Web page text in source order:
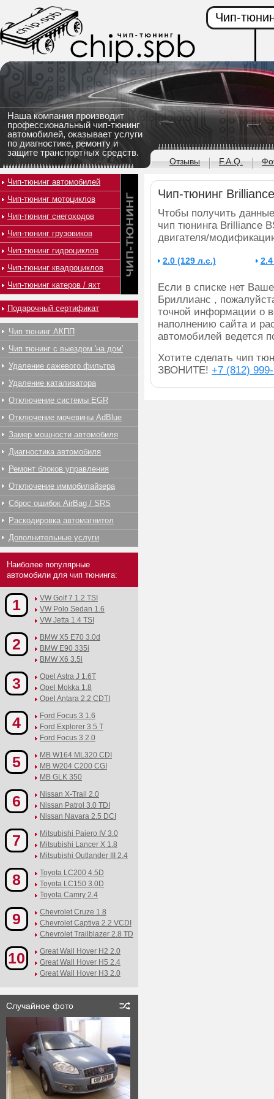
Наша компания производит
профессиональный чип-тюнинг
автомобилей, оказывает услуги
по диагностике, ремонту и
защите транспортных средств.
Чип-
Отзывы F.A.Q.
Чип-тюнинг
Чтобы получить
чип тюнинга Brilliance
двигателя/
2.0 (129 л.с.)
Если в списке нет
Бриллианс ,
точной информации о
наполнению сайта и
автомобилей ведется
Хотите сделать чип
ЗВОНИТЕ! +7 (812)
Чип-тюнинг автомобилей
Чип-тюнинг мотоциклов
Чип-тюнинг снегоходов
Чип-тюнинг грузовиков
Чип-тюнинг гидроциклов
Чип-тюнинг квадроциклов
Чип-тюнинг катеров / яхт
Подарочный сертификат
Чип тюнинг АКПП
Чип тюнинг с выездом 'на дом'
Удаление сажевого фильтра
Удаление катализатора
Отключение системы EGR
Отключение мочевины AdBlue
Замер мощности автомобиля
Диагностика автомобиля
Ремонт блоков управления
Отключение иммобилайзера
Сброс ошибок AirBag / SRS
Раскодировка автомагнитол
Дополнительные услуги
Наиболее популярные
автомобили для чип тюнинга:
1
VW Golf 7 1.2 TSI
VW Polo Sedan 1.6
VW Jetta 1.4 TSI
2
BMW X5 E70 3.0d
BMW E90 335i
BMW X6 3.5i
3
Opel Astra J 1.6T
Opel Mokka 1.8
Opel Antara 2.2 CDTI
4
Ford Focus 3 1.6
Ford Explorer 3.5 T
Ford Focus 3 2.0
5
MB W164 ML320 CDI
MB W204 C200 CGI
MB GLK 350
6
Nissan X-Trail 2.0
Nissan Patrol 3.0 TDI
Nissan Navara 2.5 DCI
7
Mitsubishi Pajero IV 3.0
Mitsubishi Lancer X 1.8
Mitsubishi Outlander III 2.4
8
Toyota LC200 4.5D
Toyota LC150 3.0D
Toyota Camry 2.4
9
Chevrolet Cruze 1.8
Chevrolet Captiva 2.2 VCDI
Chevrolet Trailblazer 2.8 TD
10
Great Wall Hover H2 2.0
Great Wall Hover H5 2.4
Great Wall Hover H3 2.0
Случайное фото